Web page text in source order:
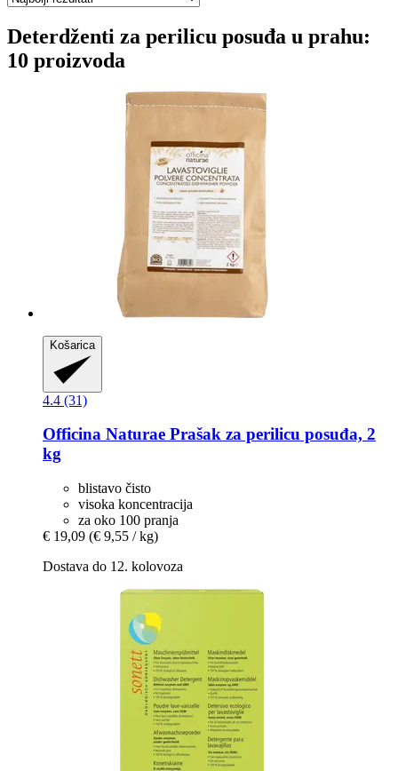
Deterdženti za perilicu posuđa u prahu:
10 proizvoda
Košarica
4.4 (31)
Officina Naturae Prašak za perilicu posuđa, 2
kg
blistavo čisto
visoka koncentracija
za oko 100 pranja
€ 19,09 (€ 9,55 / kg)
Dostava do 12. kolovoza